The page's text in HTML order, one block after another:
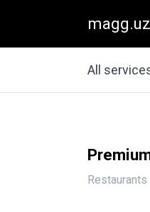
magg.uz
All
Restaurants